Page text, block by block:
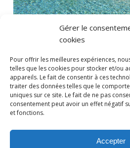
Gérer le
cookies
Pour offrir les meilleures expériences,
telles que les cookies pour stocker et/ou
appareils. Le fait de consentir à ces
traiter des données telles que le
uniques sur ce site. Le fait de ne pas
consentement peut avoir un effet négatif
et fonctions.
Accepter
communication Nice et Paris :